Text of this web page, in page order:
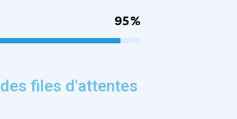
95%
files d'attentes